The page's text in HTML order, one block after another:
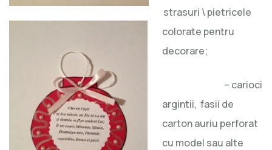
strasuri \ pietricele
colorate pentru
decorare;
– carioci
argintii, fasii de
carton auriu perforat
cu model sau alte